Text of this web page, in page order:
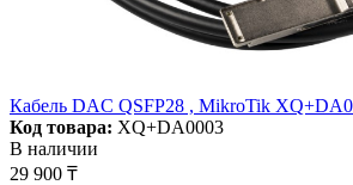
Кабель DAC QSFP28 , MikroTik
Код товара: XQ+DA0003
В наличии
29 900 ₸